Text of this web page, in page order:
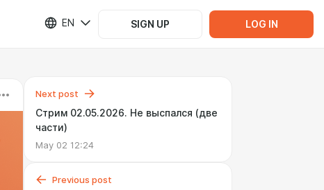
EN SIGN UP LOG IN
Next post
Стрим 02.05.2026. Не выспался (две
части)
May 02 12:24
Previous post